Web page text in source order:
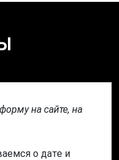
на сайте, на
о дате и